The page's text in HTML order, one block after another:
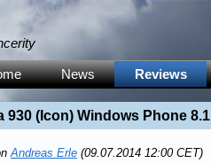
News Reviews
930 (Icon) Windows Phone 8.1
Andreas Erle (09.07.2014 12:00 CET)